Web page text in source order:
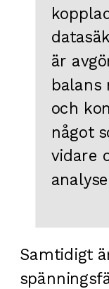
är
balans
och
något
vidare
Samtidigt